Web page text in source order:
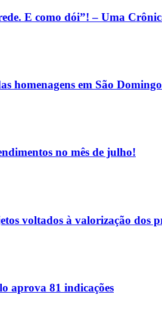
E como dói”! – Uma
homenagens em São
no mês de julho!
voltados à valorização dos
aprova 81 indicações